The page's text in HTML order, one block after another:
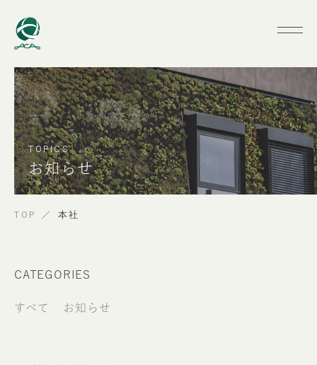
TOPICS
お知らせ
TOP 本社
CATEGORIES
すべて お知らせ